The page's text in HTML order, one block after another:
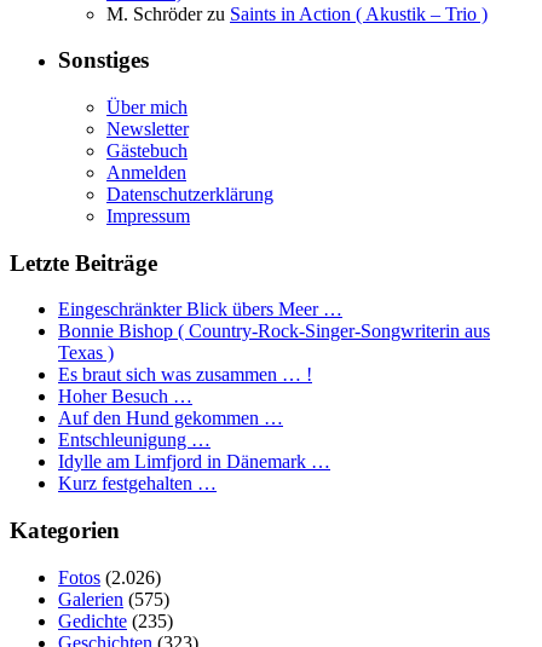
M. Schröderzu Saints in Action ( Akustik – Trio )
Sonstiges
Über mich
Newsletter
Gästebuch
Anmelden
Datenschutzerklärung
Impressum
Letzte Beiträge
Eingeschränkter Blick übers Meer …
Bonnie Bishop ( Country-Rock-Singer-Songwriterin aus
Texas )
Es braut sich was zusammen … !
Hoher Besuch …
Auf den Hund gekommen …
Entschleunigung …
Idylle am Limfjord in Dänemark …
Kurz festgehalten …
Kategorien
Fotos (2.026)
Galerien (575)
Gedichte (235)
Geschichten (323)